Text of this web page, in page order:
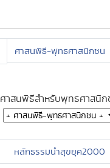
ศาสนพิธี-พุทธศาสนิกชน
ศาสนพิธีสำหรับพุทธศาสนิก
หลักธรรมนำสุขยุค2000